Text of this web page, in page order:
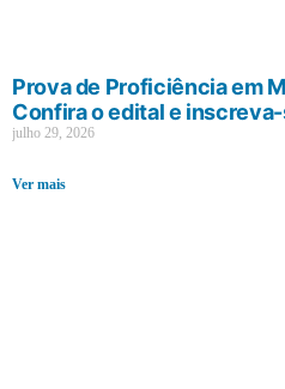
Prova de Proficiência em
Confira o edital e
julho 29, 2026
Ver mais